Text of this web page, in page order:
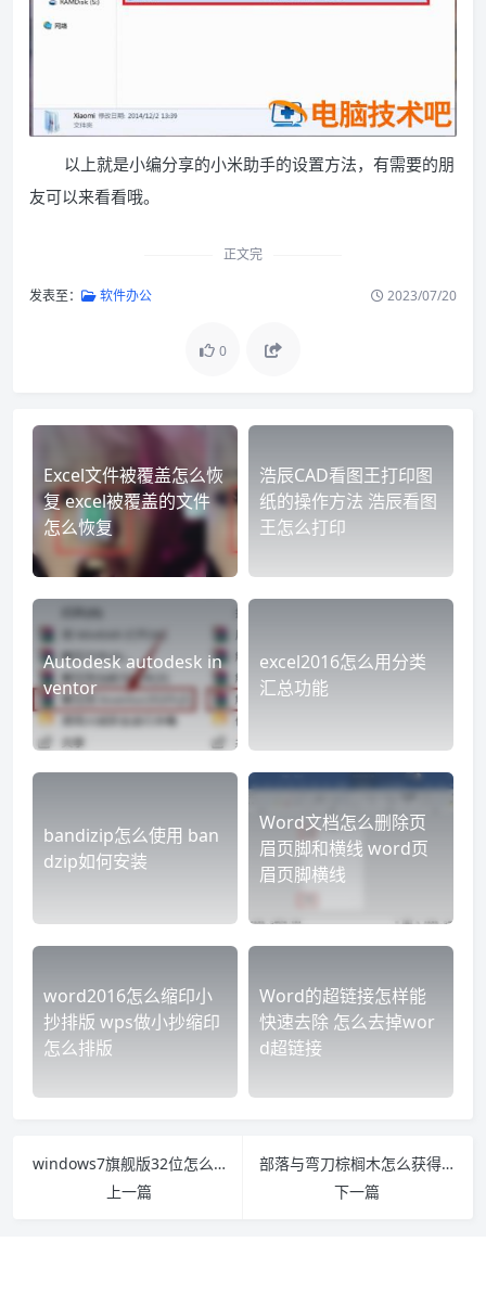
以上就是小编分享的小米助手的设置方法，有需要的朋
友可以来看看哦。
正文完
发表至： 软件办公 2023/07/20
0
Excel文件被覆盖怎么恢
复 excel被覆盖的文件
怎么恢复
浩辰CAD看图王打印图
纸的操作方法 浩辰看图
王怎么打印
Autodesk autodesk in
ventor
excel2016怎么用分类
汇总功能
bandizip怎么使用 ban
dzip如何安装
Word文档怎么删除页
眉页脚和横线 word页
眉页脚横线
word2016怎么缩印小
抄排版 wps做小抄缩印
怎么排版
Word的超链接怎样能
快速去除 怎么去掉wor
d超链接
windows7旗舰版32位怎么安装语言包 win7专业版安装语言包安装方法
上一篇
部落与弯刀棕榈木怎么获得 部落与弯刀木雕怎么得
下一篇